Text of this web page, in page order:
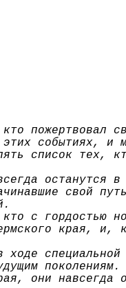
пожертвовал
событиях, и
список тех,
останутся
свой
с гордостью
края,
поколениям.
они навсегда